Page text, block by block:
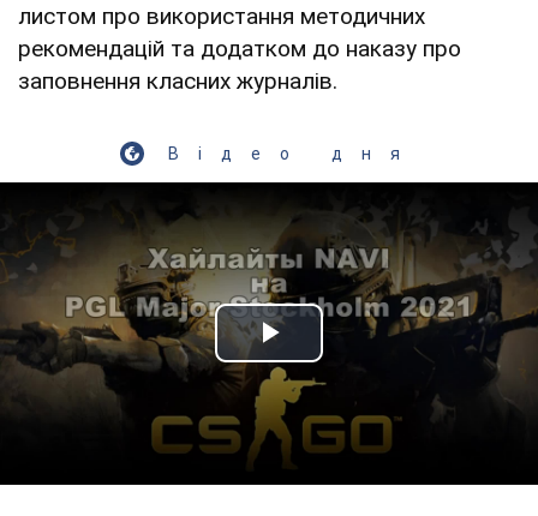
листом про використання методичних
рекомендацій та додатком до наказу про
заповнення класних журналів.
Відео дня
Play Video